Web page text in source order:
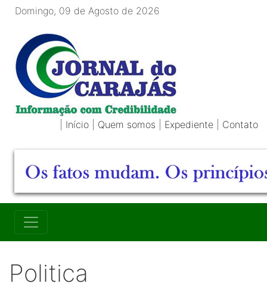
Domingo, 09 de Agosto de 2026
Início Quem somos Expediente Contato
Politica